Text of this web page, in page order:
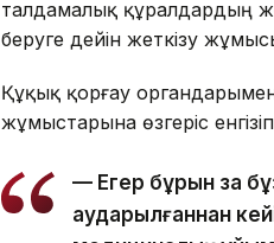
талдамалық құралдардың
беруге дейін жеткізу
Құқық қорғау
жұмыстарына өзгеріс
— Егер бұрын заң
аударылғаннан